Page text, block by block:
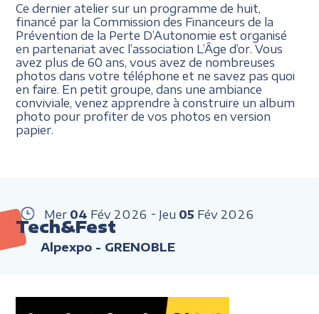
Ce dernier atelier sur un programme de huit,
financé par la Commission des Financeurs de la
Prévention de la Perte D’Autonomie est organisé
en partenariat avec l’association L’Âge d’or. Vous
avez plus de 60 ans, vous avez de nombreuses
photos dans votre téléphone et ne savez pas quoi
en faire. En petit groupe, dans une ambiance
conviviale, venez apprendre à construire un album
photo pour profiter de vos photos en version
papier.
Mer 04 Fév 2026 Jeu 05 Fév 2026
Tech&Fest
Alpexpo - GRENOBLE